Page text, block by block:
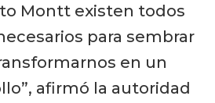
Montt existen todos
para sembrar
en un
afirmó la autoridad